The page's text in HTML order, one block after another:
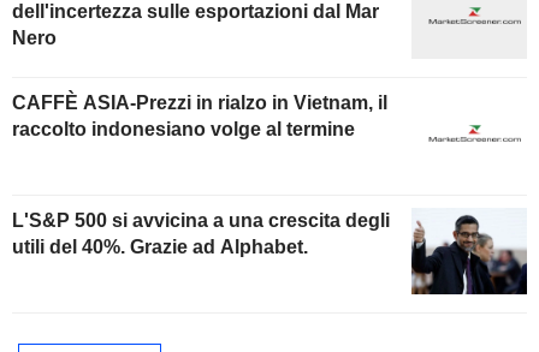
dell'incertezza sulle esportazioni dal Mar
Nero
CAFFÈ ASIA-Prezzi in rialzo in Vietnam, il
raccolto indonesiano volge al termine
L'S&P 500 si avvicina a una crescita degli
utili del 40%. Grazie ad Alphabet.